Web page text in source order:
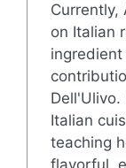
Currently,
on Italian
Italian
teaching